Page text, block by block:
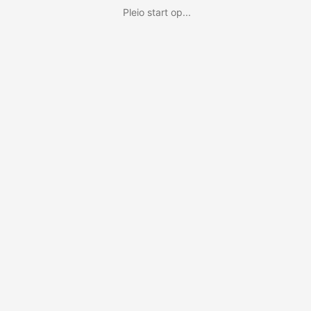
Pleio start op...